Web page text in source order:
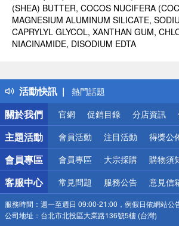
(SHEA) BUTTER, COCOS NUCIFERA
MAGNESIUM ALUMINUM SILICATE,
CAPRYLYL GLYCOL, XANTHAN GUM,
NIACINAMIDE, DISODIUM EDTA
活動快訊
得獎公告
熱門話題
銀行優惠
偏遠地區配送
詐騙網頁！請小心！
關於我們
官網 促銷目錄 分店資訊
主題活動 會員活動 注目活動 得獎公
會員專區 會員專區 大宗採購 購物須
客服中心 常見問題 服務公告 意見信
服務時間： 週一至週日 09:00-21:00，例假日依網站公
公司地址： 台北市北投區大業路136號5樓 (台灣)